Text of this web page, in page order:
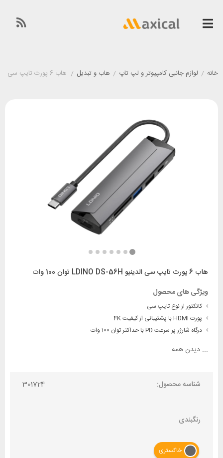
خانه / لوازم جانبی کامپیوتر و لپ تاپ / هاب و تبدیل / هاب 6 پورت تایپ سی الدینیو LDINO DS-56H توان 100 وات
هاب 6 پورت تایپ سی الدینیو LDINO DS-56H توان 100 وات
ویژگی های محصول
کانکتور از نوع تایپ سی
پورت HDMI با پشتیبانی از کیفیت 4K
درگاه شارژر پر سرعت PD با حداکثر توان 100 وات
... دیدن همه
شناسه محصول: 301724
رنگبندی
خاکستری